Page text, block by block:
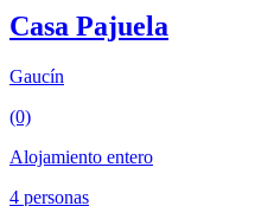
Casa Pajuela
Gaucín
(0)
Alojamiento entero
4 personas